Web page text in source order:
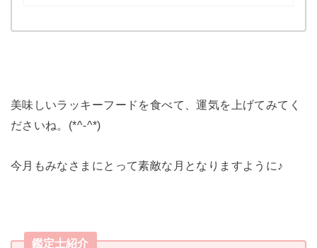
美味しいラッキーフードを食べて、運気を上げてみてく
ださいね。(*^-^*)
今月もみなさまにとって素敵な月となりますように♪
鑑定士紹介